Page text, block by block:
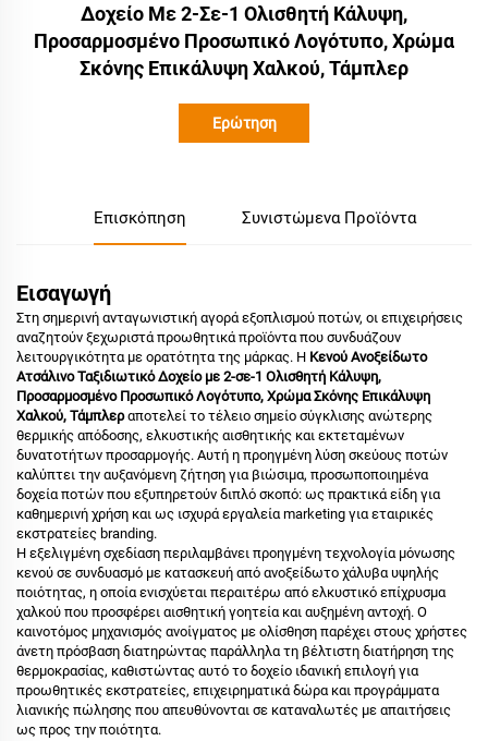
Δοχείο Με 2-Σε-1 Ολισθητή Κάλυψη,
Προσαρμοσμένο Προσωπικό Λογότυπο, Χρώμα
Σκόνης Επικάλυψη Χαλκού, Τάμπλερ
Ερώτηση
Επισκόπηση Συνιστώμενα Προϊόντα
Εισαγωγή
Στη σημερινή ανταγωνιστική αγορά εξοπλισμού ποτών, οι επιχειρήσεις
αναζητούν ξεχωριστά προωθητικά προϊόντα που συνδυάζουν
λειτουργικότητα με ορατότητα της μάρκας. Η Κενού Ανοξείδωτο
Ατσάλινο Ταξιδιωτικό Δοχείο με 2-σε-1 Ολισθητή Κάλυψη,
Προσαρμοσμένο Προσωπικό Λογότυπο, Χρώμα Σκόνης Επικάλυψη
Χαλκού, Τάμπλεραποτελεί το τέλειο σημείο σύγκλισης ανώτερης
θερμικής απόδοσης, ελκυστικής αισθητικής και εκτεταμένων
δυνατοτήτων προσαρμογής. Αυτή η προηγμένη λύση σκεύους ποτών
καλύπτει την αυξανόμενη ζήτηση για βιώσιμα, προσωποποιημένα
δοχεία ποτών που εξυπηρετούν διπλό σκοπό: ως πρακτικά είδη για
καθημερινή χρήση και ως ισχυρά εργαλεία marketing για εταιρικές
εκστρατείες branding.
Η εξελιγμένη σχεδίαση περιλαμβάνει προηγμένη τεχνολογία μόνωσης
κενού σε συνδυασμό με κατασκευή από ανοξείδωτο χάλυβα υψηλής
ποιότητας, η οποία ενισχύεται περαιτέρω από ελκυστικό επίχρυσμα
χαλκού που προσφέρει αισθητική γοητεία και αυξημένη αντοχή. Ο
καινοτόμος μηχανισμός ανοίγματος με ολίσθηση παρέχει στους χρήστες
άνετη πρόσβαση διατηρώντας παράλληλα τη βέλτιστη διατήρηση της
θερμοκρασίας, καθιστώντας αυτό το δοχείο ιδανική επιλογή για
προωθητικές εκστρατείες, επιχειρηματικά δώρα και προγράμματα
λιανικής πώλησης που απευθύνονται σε καταναλωτές με απαιτήσεις
ως προς την ποιότητα.